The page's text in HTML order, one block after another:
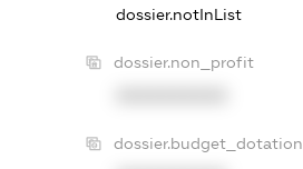
dossier.notInList
dossier.non_profit
dossier.budget_dotation